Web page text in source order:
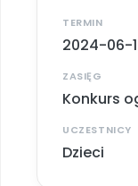
TERMIN
2024-06-
ZASIĘG
Konkurs
UCZESTNICY
Dzieci